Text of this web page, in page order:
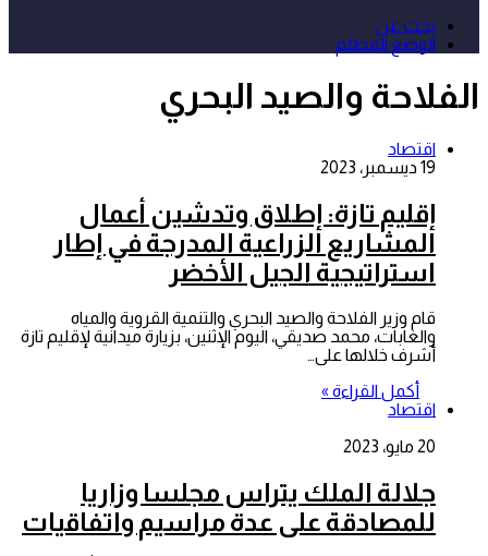
بحث عن
الوضع المظلم
الفلاحة والصيد البحري
اقتصاد
19 ديسمبر، 2023
إقليم تازة: إطلاق وتدشين أعمال
المشاريع الزراعية المدرجة في إطار
استراتيجية الجيل الأخضر
قام وزير الفلاحة والصيد البحري والتنمية القروية والمياه
والغابات، محمد صديقي، اليوم الإثنين، بزيارة ميدانية لإقليم تازة
أشرف خلالها على…
أكمل القراءة »
اقتصاد
20 مايو، 2023
جلالة الملك يتراس مجلسا وزاريا
للمصادقة على عدة مراسيم واتفاقيات